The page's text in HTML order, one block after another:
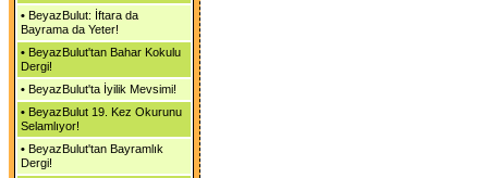
• BeyazBulut: İftara da
Bayrama da Yeter!
• BeyazBulut'tan Bahar Kokulu
Dergi!
• BeyazBulut'ta İyilik Mevsimi!
• BeyazBulut 19. Kez Okurunu
Selamlıyor!
• BeyazBulut'tan Bayramlık
Dergi!